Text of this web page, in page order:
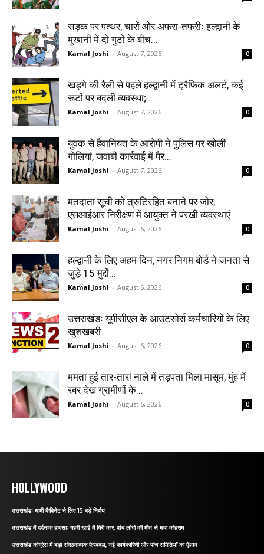
सड़क पर पत्थर, चारों ओर अफरा-तफरीः हल्द्वानी के
मुखानी में दो गुटों के बीच...
Kamal Joshi - August 7, 2026 0
खड़गे की रैली से पहले हल्द्वानी में ट्रैफिक अलर्ट, कई
रूटों पर बदली व्यवस्था;...
Kamal Joshi - August 7, 2026 0
युवक से हैवानियत के आरोपी ने पुलिस पर खोली
गोलियां, जवाबी कार्रवाई में पैर...
Kamal Joshi - August 7, 2026 0
मतदाता सूची को त्रुटिरहित बनाने पर जोर,
एसआईआर निरीक्षण में आयुक्त ने परखी व्यवस्थाएं
Kamal Joshi - August 6, 2026 0
हल्द्वानी के लिए अहम दिन, नगर निगम बोर्ड ने जनता से
जुड़े 15 मुद्दों...
Kamal Joshi - August 6, 2026 0
उत्तराखंडः यूपीसीएल के आउटसोर्स कर्मचारियों के लिए
खुशखबरी
Kamal Joshi - August 6, 2026 0
ममता हुई तार-तार! नाले में तड़पता मिला मासूम, मुंह में
रबर देख ग्रामीणों के...
Kamal Joshi - August 6, 2026 0
HOLLYWOOD
उत्तराखंडः धामी कैबिनेट ने लिए 15 बड़े निर्णय
उत्तराखंड में दर्दनाक हादसाः गहरी खाई में गिरी कार, पांच लोगों की मौत से मचा कोहराम
उत्तराखंड कांग्रेस में बड़ा संगठनात्मक फेरबदल, नई कार्यकारिणी और पांच समितियों का ऐलान